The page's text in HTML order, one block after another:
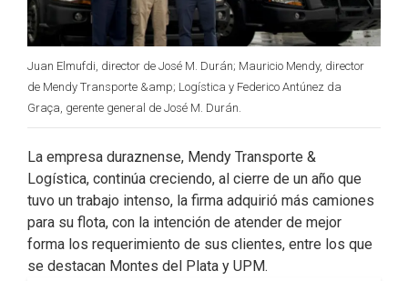
Juan Elmufdi, director de José M. Durán; Mauricio Mendy, director
de Mendy Transporte &amp; Logística y Federico Antúnez da
Graça, gerente general de José M. Durán.
La empresa duraznense, Mendy Transporte &
Logística, continúa creciendo, al cierre de un año que
tuvo un trabajo intenso, la firma adquirió más camiones
para su flota, con la intención de atender de mejor
forma los requerimiento de sus clientes, entre los que
se destacan Montes del Plata y UPM.